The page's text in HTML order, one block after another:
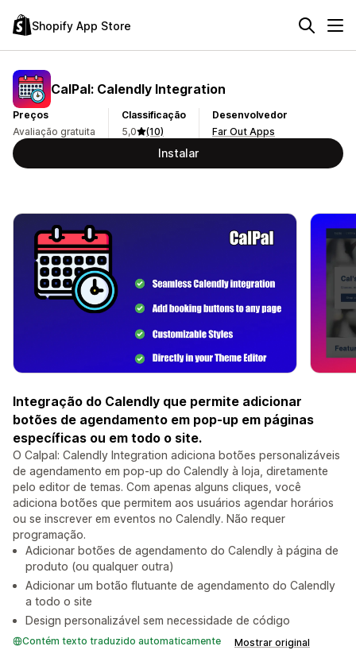
Shopify App Store
CalPal: Calendly Integration
Preços
Avaliação gratuita
Classificação
5,0
(10)
Desenvolvedor
Far Out Apps
Instalar
Integração do Calendly que permite adicionar
botões de agendamento em pop-up em páginas
específicas ou em todo o site.
O Calpal: Calendly Integration adiciona botões personalizáveis
de agendamento em pop-up do Calendly à loja, diretamente
pelo editor de temas. Com apenas alguns cliques, você
adiciona botões que permitem aos usuários agendar horários
ou se inscrever em eventos no Calendly. Não requer
programação.
Adicionar botões de agendamento do Calendly à página de
produto (ou qualquer outra)
Adicionar um botão flutuante de agendamento do Calendly
a todo o site
Design personalizável sem necessidade de código
Contém texto traduzido automaticamente Mostrar original